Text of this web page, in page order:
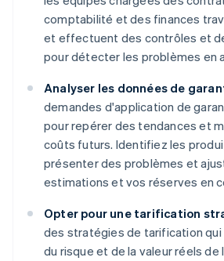
comptabilité et des finances
et effectuent des contrôles et
pour détecter les problèmes en
Analyser les données de
demandes d'application de
pour repérer des tendances et
coûts futurs. Identifiez les
présenter des problèmes et
estimations et vos réserves en
Opter pour une tarification
des stratégies de tarification
du risque et de la valeur réels de